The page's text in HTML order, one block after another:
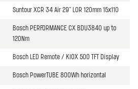
Suntour XCR 34 Air 29" LOR 120mm 15x110
Bosch PERFORMANCE CX BDU3840 up to
120Nm
Bosch LED Remote / KIOX 500 TFT Display
Bosch PowerTUBE 800Wh horizontal